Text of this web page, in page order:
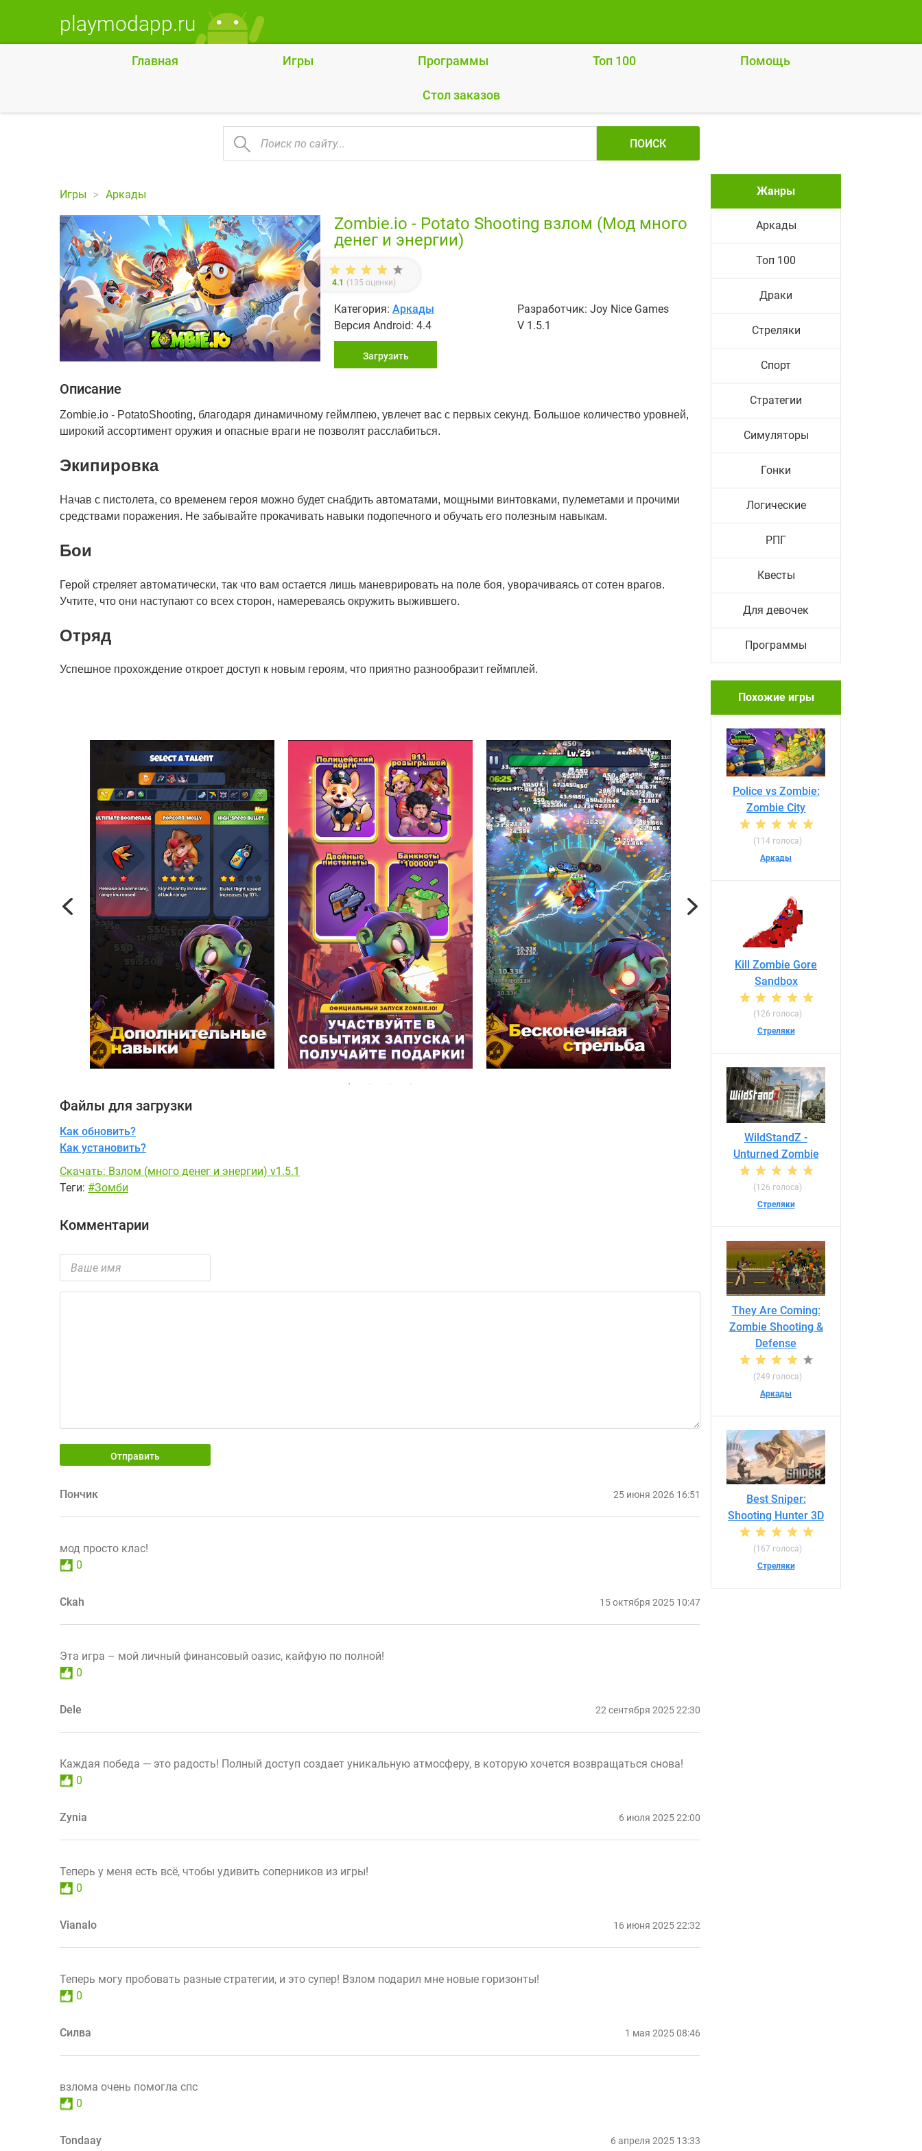
playmodapp.ru
Главная Игры Программы Топ 100 Помощь
Cтол заказов
ПОИСК
Игры Аркады
Zombie.io - Potato Shooting взлом (Мод много
денег и энергии)
4.1 (135 оценки)
Категория: Аркады
Разработчик: Joy Nice Games
Версия Android: 4.4
V 1.5.1
Загрузить
Описание
Zombie.io - Potato​Shooting, благодаря динамичному геймлпею, увлечет вас с первых секунд. Большое количество уровней,
широкий ассортимент оружия и опасные враги не позволят расслабиться.
Экипировка
Начав с пистолета, со временем героя можно будет снабдить автоматами, мощными винтовками, пулеметами и прочими
средствами поражения. Не забывайте прокачивать навыки подопечного и обучать его полезным навыкам.
Бои
Герой стреляет автоматически, так что вам остается лишь маневрировать на поле боя, уворачиваясь от сотен врагов.
Учтите, что они наступают со всех сторон, намереваясь окружить выжившего.
Отряд
Успешное прохождение откроет доступ к новым героям, что приятно разнообразит геймплей.
Previous Next
Файлы для загрузки
Как обновить?
Как установить?
Скачать: Взлом (много денег и энергии) v1.5.1
Теги: #Зомби
Комментарии
Отправить
Пончик 25 июня 2026 16:51
мод просто клас!
0
Ckah 15 октября 2025 10:47
Эта игра – мой личный финансовый оазис, кайфую по полной!
0
Dele 22 сентября 2025 22:30
Каждая победа — это радость! Полный доступ создает уникальную атмосферу, в которую хочется возвращаться снова!
0
Zynia 6 июля 2025 22:00
Теперь у меня есть всё, чтобы удивить соперников из игры!
0
Vianalo 16 июня 2025 22:32
Теперь могу пробовать разные стратегии, и это супер! Взлом подарил мне новые горизонты!
0
Силва 1 мая 2025 08:46
взлома очень помогла спс
0
Tondaay 6 апреля 2025 13:33
Жанры
Аркады
Топ 100
Драки
Стреляки
Спорт
Стратегии
Симуляторы
Гонки
Логические
РПГ
Квесты
Для девочек
Программы
Похожие игры
Police vs Zombie:
Zombie City
(114 голоса)
Аркады
Kill Zombie Gore
Sandbox
(126 голоса)
Стреляки
WildStandZ -
Unturned Zombie
(126 голоса)
Стреляки
They Are Coming:
Zombie Shooting &
Defense
(249 голоса)
Аркады
Best Sniper:
Shooting Hunter 3D
(167 голоса)
Стреляки